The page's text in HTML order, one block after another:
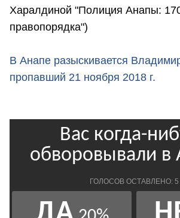
Харалдиной "Полиция Анапы:
правопорядка")
В Анапе разыскивается
пропавший 21 ноября 2018 г.